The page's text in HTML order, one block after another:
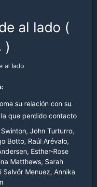
al lado (
)
al lado
su relación con su
que perdido contacto
las dos se sumergen
petición que pone a
fortalecido.
John Turturro,
Botto, Raúl Arévalo,
Esther-Rose
Matthews, Sarah
Salvör Menuez, Annika